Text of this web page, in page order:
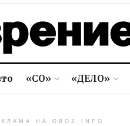
«СО» «ДЕЛО»
НА OBOZ.INFO